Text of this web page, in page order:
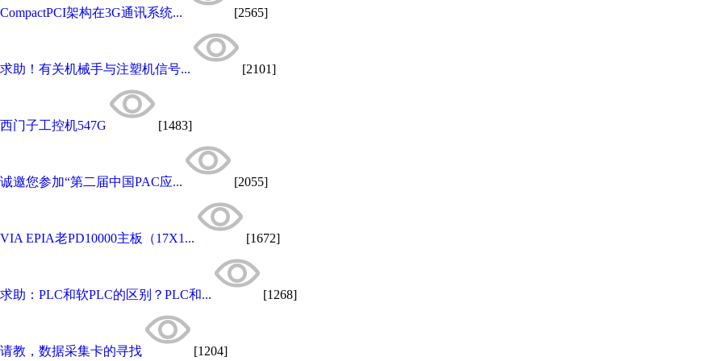
CompactPCI架构在3G通讯系统... [2565]
求助！有关机械手与注塑机信号... [2101]
西门子工控机547G [1483]
诚邀您参加“第二届中国PAC应... [2055]
VIA EPIA老PD10000主板（17X1... [1672]
求助：PLC和软PLC的区别？PLC和... [1268]
请教，数据采集卡的寻找 [1204]